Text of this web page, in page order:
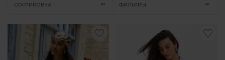
СОРТИРОВКА ФИЛЬТРЫ